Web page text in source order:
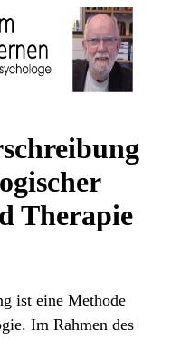
Therapie
ist eine Methode
Im Rahmen des